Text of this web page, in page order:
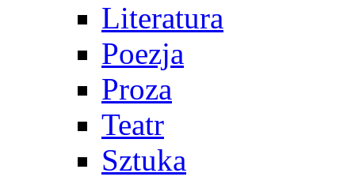
Literatura
Poezja
Proza
Teatr
Sztuka